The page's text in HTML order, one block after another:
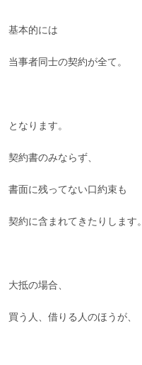
基本的には
当事者同士の契約が全て。
となります。
契約書のみならず、
書面に残ってない口約束も
契約に含まれてきたりします。
大抵の場合、
買う人、借りる人のほうが、